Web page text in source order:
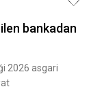
bankadan
2026 asgari